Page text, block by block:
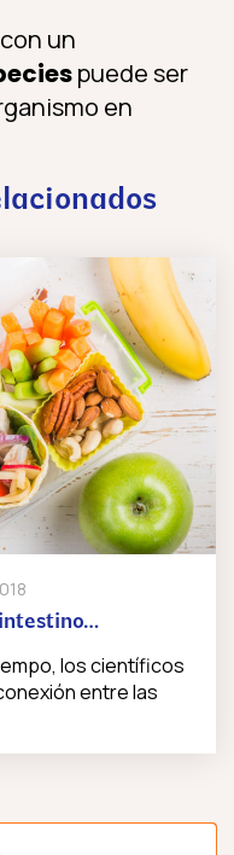
un
puede ser
en
los científicos
entre las